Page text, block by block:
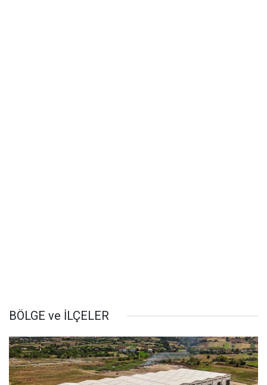
BÖLGE ve İLÇELER